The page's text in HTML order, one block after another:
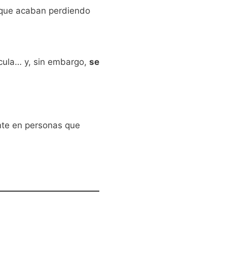
acaban perdiendo
y, sin embargo, se
en personas que